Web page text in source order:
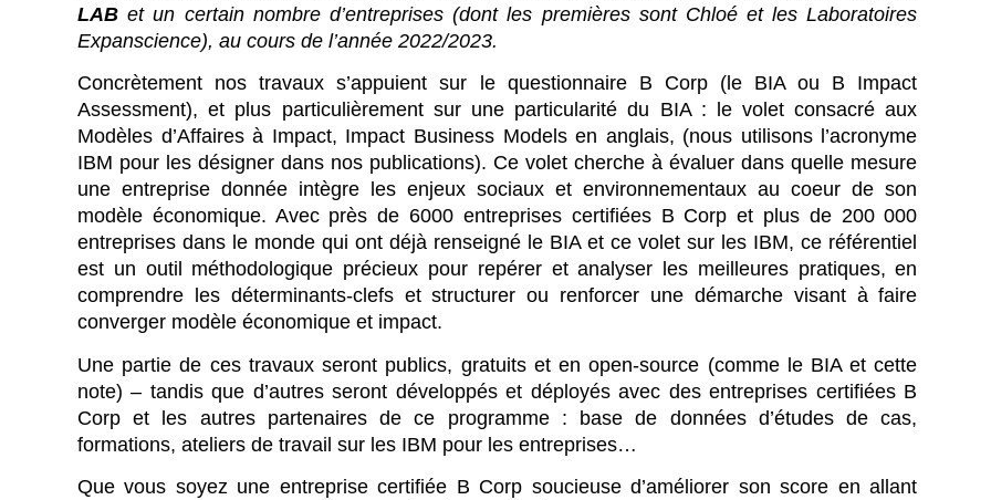
LAB et un certain nombre d’entreprises (dont les premières sont Chloé et les Laboratoires
Expanscience), au cours de l’année 2022/2023.
Concrètement nos travaux s’appuient sur le questionnaire B Corp (le BIA ou B Impact
Assessment), et plus particulièrement sur une particularité du BIA : le volet consacré aux
Modèles d’Affaires à Impact, Impact Business Models en anglais, (nous utilisons l’acronyme
IBM pour les désigner dans nos publications). Ce volet cherche à évaluer dans quelle mesure
une entreprise donnée intègre les enjeux sociaux et environnementaux au coeur de son
modèle économique. Avec près de 6000 entreprises certifiées B Corp et plus de 200 000
entreprises dans le monde qui ont déjà renseigné le BIA et ce volet sur les IBM, ce référentiel
est un outil méthodologique précieux pour repérer et analyser les meilleures pratiques, en
comprendre les déterminants-clefs et structurer ou renforcer une démarche visant à faire
converger modèle économique et impact.
Une partie de ces travaux seront publics, gratuits et en open-source (comme le BIA et cette
note) – tandis que d’autres seront développés et déployés avec des entreprises certifiées B
Corp et les autres partenaires de ce programme : base de données d’études de cas,
formations, ateliers de travail sur les IBM pour les entreprises…
Que vous soyez une entreprise certifiée B Corp soucieuse d’améliorer son score en allant